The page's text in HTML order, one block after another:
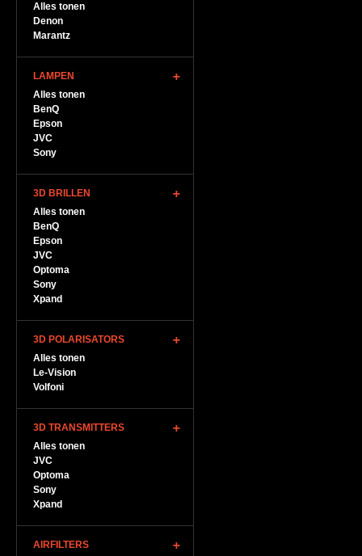
Alles tonen
Denon
Marantz
LAMPEN
Alles tonen
BenQ
Epson
JVC
Sony
3D BRILLEN
Alles tonen
BenQ
Epson
JVC
Optoma
Sony
Xpand
3D POLARISATORS
Alles tonen
Le-Vision
Volfoni
3D TRANSMITTERS
Alles tonen
JVC
Optoma
Sony
Xpand
AIRFILTERS